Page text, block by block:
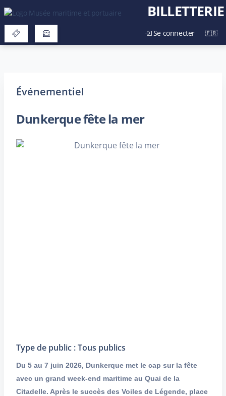
BILLETTERIE
Se connecter
Événementiel
Dunkerque fête la mer
Type de public : Tous publics
Du 5 au 7 juin 2026, Dunkerque met le cap sur la fête
avec un grand week-end maritime au Quai de la
Citadelle. Après le succès des Voiles de Légende, place